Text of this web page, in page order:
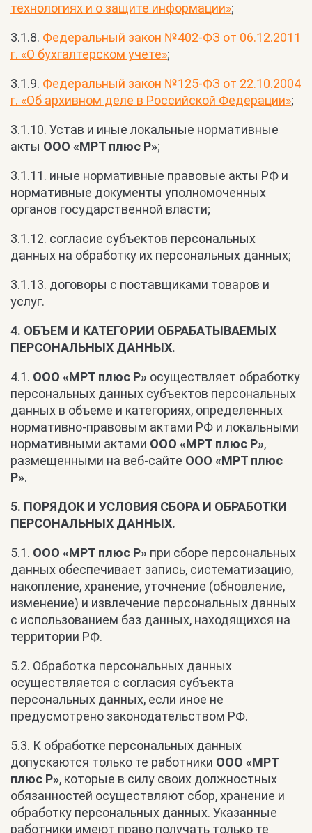
технологиях и о защите информации»;
3.1.8. Федеральный закон №402-ФЗ от 06.12.2011
г. «О бухгалтерском учете»;
3.1.9. Федеральный закон №125-ФЗ от 22.10.2004
г. «Об архивном деле в Российской Федерации»;
3.1.10. Устав и иные локальные нормативные
акты ООО «МРТ плюс Р»;
3.1.11. иные нормативные правовые акты РФ и
нормативные документы уполномоченных
органов государственной власти;
3.1.12. согласие субъектов персональных
данных на обработку их персональных данных;
3.1.13. договоры с поставщиками товаров и
услуг.
4. ОБЪЕМ И КАТЕГОРИИ ОБРАБАТЫВАЕМЫХ
ПЕРСОНАЛЬНЫХ ДАННЫХ.
4.1. ООО «МРТ плюс Р» осуществляет обработку
персональных данных субъектов персональных
данных в объеме и категориях, определенных
нормативно-правовым актами РФ и локальными
нормативными актами ООО «МРТ плюс Р»,
размещенными на веб-сайте ООО «МРТ плюс
Р».
5. ПОРЯДОК И УСЛОВИЯ СБОРА И ОБРАБОТКИ
ПЕРСОНАЛЬНЫХ ДАННЫХ.
5.1. ООО «МРТ плюс Р» при сборе персональных
данных обеспечивает запись, систематизацию,
накопление, хранение, уточнение (обновление,
изменение) и извлечение персональных данных
с использованием баз данных, находящихся на
территории РФ.
5.2. Обработка персональных данных
осуществляется с согласия субъекта
персональных данных, если иное не
предусмотрено законодательством РФ.
5.3. К обработке персональных данных
допускаются только те работники ООО «МРТ
плюс Р», которые в силу своих должностных
обязанностей осуществляют сбор, хранение и
обработку персональных данных. Указанные
работники имеют право получать только те